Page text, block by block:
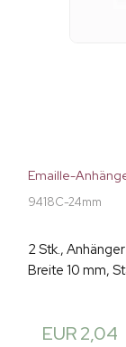
Emaille-
9418C-24mm
2 Stk.,
Breite 10 mm,
EUR 2,04